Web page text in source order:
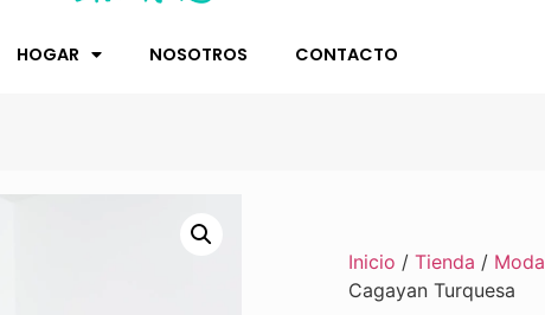
HOGAR NOSOTROS CONTACTO
Inicio / Tienda / Moda
Cagayan Turquesa